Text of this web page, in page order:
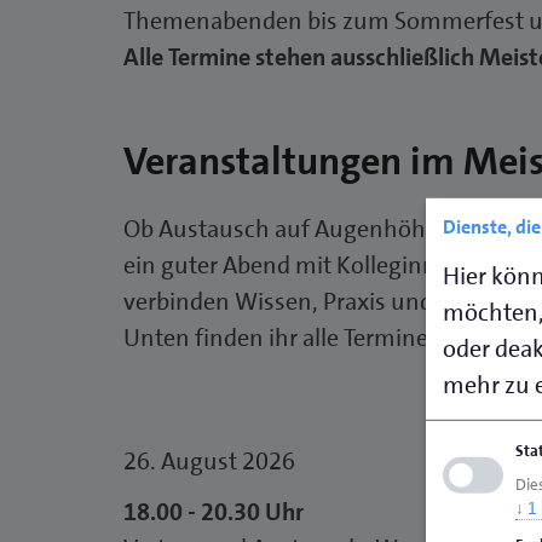
Themenabenden bis zum Sommerfest
Alle Termine stehen ausschließlich
Veranstaltungen im
Ob Austausch auf Augenhöhe, neue
ein guter Abend mit Kolleginnen aus
verbinden Wissen, Praxis und
Unten finden ihr alle Termine
26. August 2026
18.00 - 20.30 Uhr
Dienste,
Hier
oder
mehr zu
↓ 1